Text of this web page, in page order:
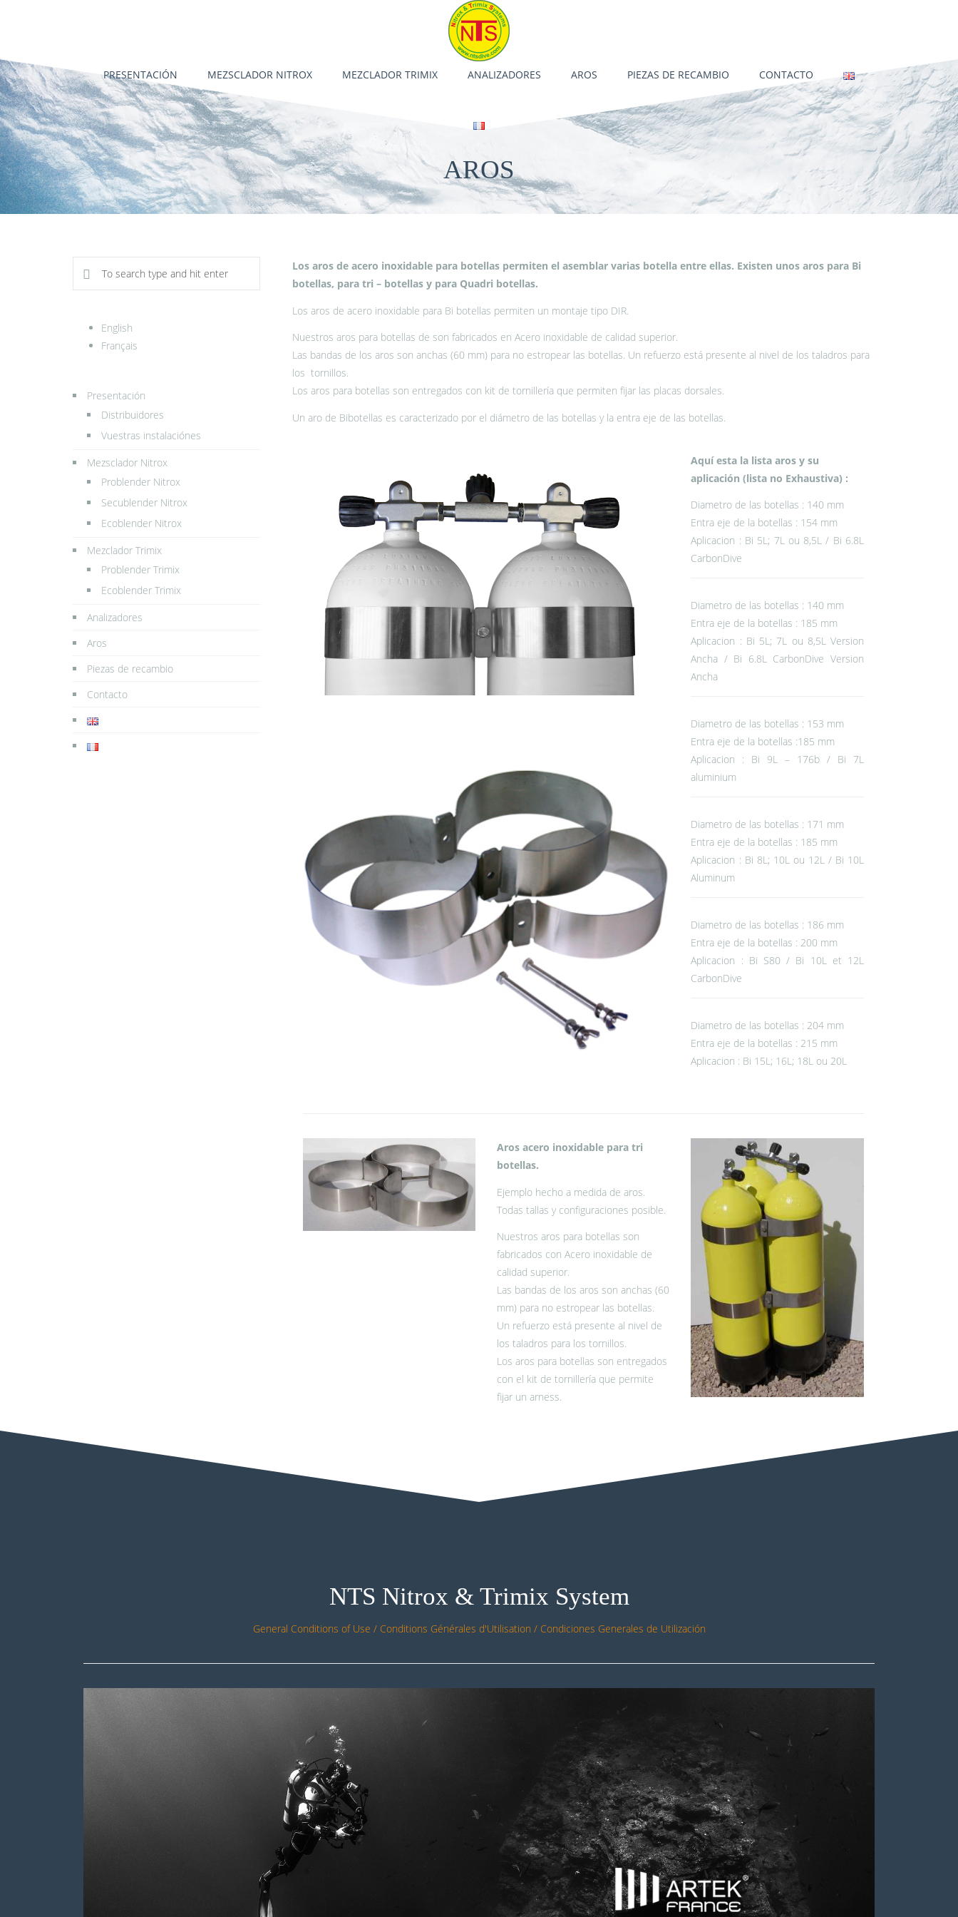
PRESENTACIÓN MEZSCLADOR NITROX MEZCLADOR TRIMIX ANALIZADORES AROS PIEZAS DE RECAMBIO CONTACTO
AROS
Los aros de acero inoxidable para botellas permiten el asemblar varias botella entre ellas. Existen unos aros para Bi
botellas, para tri – botellas y para Quadri botellas.
Los aros de acero inoxidable para Bi botellas permiten un montaje tipo DIR.
Nuestros aros para botellas de son fabricados en Acero inoxidable de calidad superior.
Las bandas de los aros son anchas (60 mm) para no estropear las botellas. Un refuerzo está presente al nivel de los taladros para
los tornillos.
Los aros para botellas son entregados con kit de tornillería que permiten fijar las placas dorsales.
Un aro de Bibotellas es caracterizado por el diámetro de las botellas y la entra eje de las botellas.
Aquí esta la lista aros y su
aplicación (lista no Exhaustiva) :
Diametro de las botellas : 140 mm
Entra eje de la botellas : 154 mm
Aplicacion : Bi 5L; 7L ou 8,5L / Bi 6.8L
CarbonDive
Diametro de las botellas : 140 mm
Entra eje de la botellas : 185 mm
Aplicacion : Bi 5L; 7L ou 8,5L Version
Ancha / Bi 6.8L CarbonDive Version
Ancha
Diametro de las botellas : 153 mm
Entra eje de la botellas :185 mm
Aplicacion : Bi 9L – 176b / Bi 7L
aluminium
Diametro de las botellas : 171 mm
Entra eje de la botellas : 185 mm
Aplicacion : Bi 8L; 10L ou 12L / Bi 10L
Aluminum
Diametro de las botellas : 186 mm
Entra eje de la botellas : 200 mm
Aplicacion : Bi S80 / Bi 10L et 12L
CarbonDive
Diametro de las botellas : 204 mm
Entra eje de la botellas : 215 mm
Aplicacion : Bi 15L; 16L; 18L ou 20L
Aros acero inoxidable para tri
botellas.
Ejemplo hecho a medida de aros.
Todas tallas y configuraciones posible.
Nuestros aros para botellas son
fabricados con Acero inoxidable de
calidad superior.
Las bandas de los aros son anchas (60
mm) para no estropear las botellas.
Un refuerzo está presente al nivel de
los taladros para los tornillos.
Los aros para botellas son entregados
con el kit de tornillería que permite
fijar un arness.
English
Français
Presentación
Distribuidores
Vuestras instalaciónes
Mezsclador Nitrox
Problender Nitrox
Secublender Nitrox
Ecoblender Nitrox
Mezclador Trimix
Problender Trimix
Ecoblender Trimix
Analizadores
Aros
Piezas de recambio
Contacto
NTS Nitrox & Trimix System
General Conditions of Use / Conditions Générales d'Utilisation / Condiciones Generales de Utilización